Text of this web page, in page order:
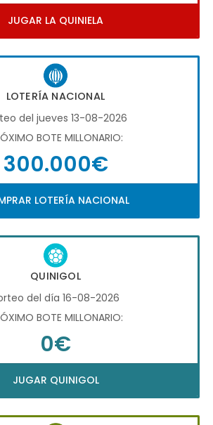
JUGAR LA QUINIELA
LOTERÍA NACIONAL
del jueves 13-08-2026
BOTE MILLONARIO:
300.000€
LOTERÍA NACIONAL
QUINIGOL
del día 16-08-2026
BOTE MILLONARIO:
0€
JUGAR QUINIGOL